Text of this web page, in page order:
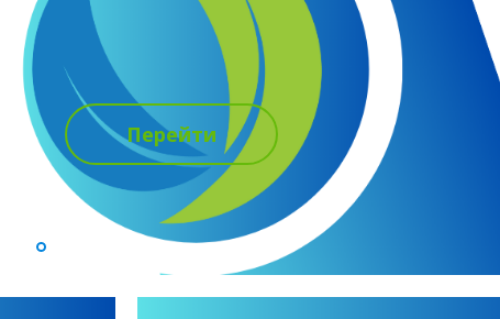
Перейти